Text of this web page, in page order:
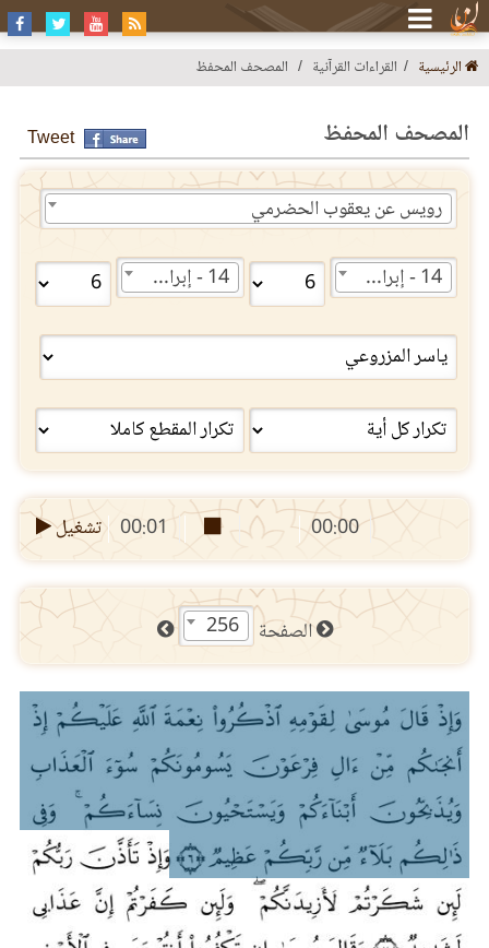
الرئيسية القراءات القرآنية المصحف المحفظ
المصحف المحفظ Tweet
رويس عن يعقوب الحضرمي
14 - إبراهيم 14 - إبراهيم
00:00
00:01 تشغيل
الصفحة 256